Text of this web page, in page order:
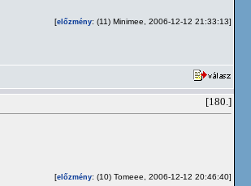
[előzmény: (11) Minimee, 2006-12-12 21:33:13]
[180.]
[előzmény: (10) Tomeee, 2006-12-12 20:46:40]